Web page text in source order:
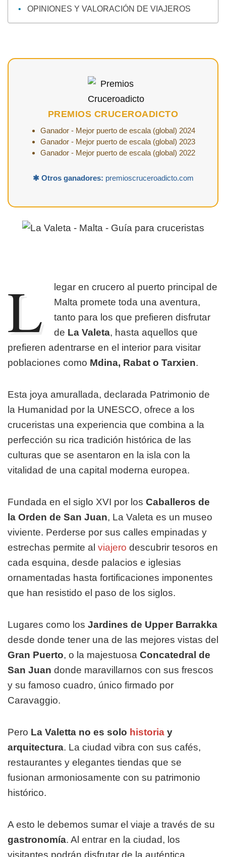
OPINIONES Y VALORACIÓN DE VIAJEROS
PREMIOS CRUCEROADICTO
Ganador - Mejor puerto de escala (global) 2024
Ganador - Mejor puerto de escala (global) 2023
Ganador - Mejor puerto de escala (global) 2022
✱ Otros ganadores: premioscruceroadicto.com
L
legar en crucero al puerto principal de
Malta promete toda una aventura,
tanto para los que prefieren disfrutar
de La Valeta, hasta aquellos que
prefieren adentrarse en el interior para visitar
poblaciones como Mdina, Rabat o Tarxien.
Esta joya amurallada, declarada Patrimonio de
la Humanidad por la UNESCO, ofrece a los
cruceristas una experiencia que combina a la
perfección su rica tradición histórica de las
culturas que se asentaron en la isla con la
vitalidad de una capital moderna europea.
Fundada en el siglo XVI por los Caballeros de
la Orden de San Juan, La Valeta es un museo
viviente. Perderse por sus calles empinadas y
estrechas permite al viajero descubrir tesoros en
cada esquina, desde palacios e iglesias
ornamentadas hasta fortificaciones imponentes
que han resistido el paso de los siglos.
Lugares como los Jardines de Upper Barrakka
desde donde tener una de las mejores vistas del
Gran Puerto, o la majestuosa Concatedral de
San Juan donde maravillarnos con sus frescos
y su famoso cuadro, único firmado por
Caravaggio.
Pero La Valetta no es solo historia y
arquitectura. La ciudad vibra con sus cafés,
restaurantes y elegantes tiendas que se
fusionan armoniosamente con su patrimonio
histórico.
A esto le debemos sumar el viaje a través de su
gastronomía. Al entrar en la ciudad, los
visitantes podrán disfrutar de la auténtica